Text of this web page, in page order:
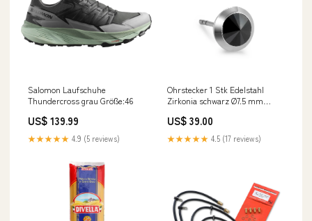
Salomon Laufschuhe
Thundercross grau Größe:46
US$ 139.99
★★★★★ 4.9 (5 reviews)
Ohrstecker 1 Stk Edelstahl
Zirkonia schwarz Ø7.5 mm
US$ 39.00
★★★★★ 4.5 (17 reviews)